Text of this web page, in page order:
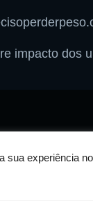
sua experiência
impacto dos